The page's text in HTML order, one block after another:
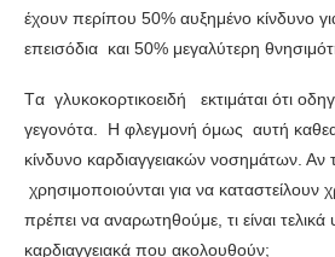
έχουν περίπου 50% αυξημένο κίνδυνο
επεισόδια και 50% μεγαλύτερη
Tα γλυκοκορτικοειδή εκτιμάται ότι
γεγονότα. Η φλεγμονή όμως αυτή
κίνδυνο καρδιαγγειακών νοσημάτων. Αν
χρησιμοποιούνται για να καταστείλουν
πρέπει να αναρωτηθούμε, τι είναι
καρδιαγγειακά που ακολουθούν;